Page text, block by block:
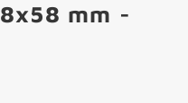
Betonmortelsmm -